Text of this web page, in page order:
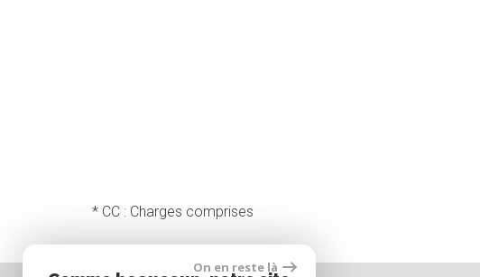
* CC : Charges comprises
On en reste là